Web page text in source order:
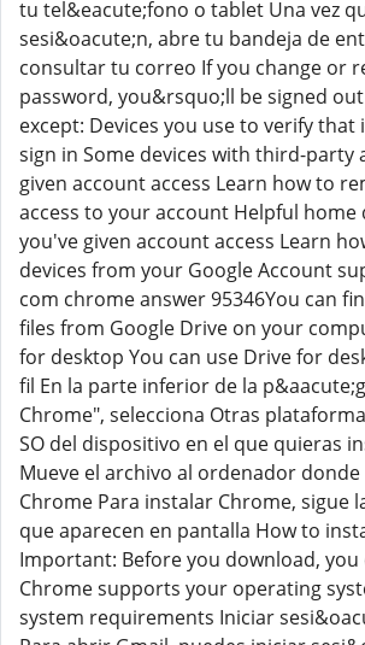
tu tel&eacute;fono o tablet Una vez
sesi&oacute;n, abre tu bandeja de
consultar tu correo If you change or
password, you&rsquo;ll be signed
except: Devices you use to verify that
sign in Some devices with third-party
given account access Learn how to
access to your account Helpful home
you've given account access Learn
devices from your Google Account
com chrome answer 95346You can
files from Google Drive on your
for desktop You can use Drive for
fil En la parte inferior de la
Chrome", selecciona Otras
SO del dispositivo en el que quieras
Mueve el archivo al ordenador
Chrome Para instalar Chrome, sigue
que aparecen en pantalla How to
Important: Before you download, you
Chrome supports your operating
system requirements Iniciar